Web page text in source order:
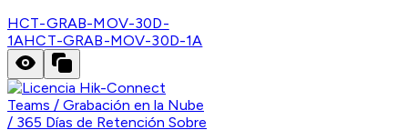
HCT-GRAB-MOV-30D-
1AHCT-GRAB-MOV-30D-1A